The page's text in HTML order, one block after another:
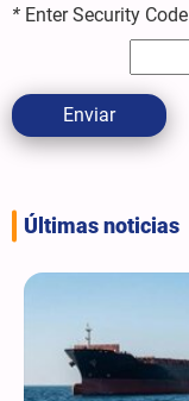
* Enter Security Code
Enviar
Últimas noticias